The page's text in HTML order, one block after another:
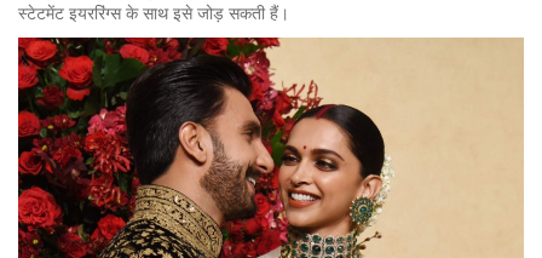
स्टेटमेंट इयररिंग्स के साथ इसे जोड़ सकती हैं।